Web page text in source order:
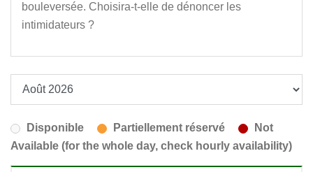
bouleversée. Choisira-t-elle de dénoncer les
intimidateurs ?
Disponible Partiellement réservé
Not
Available (for the whole day, check hourly availability)